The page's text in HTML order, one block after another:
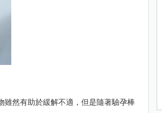
然有助於緩解不適，但是隨著驗孕棒